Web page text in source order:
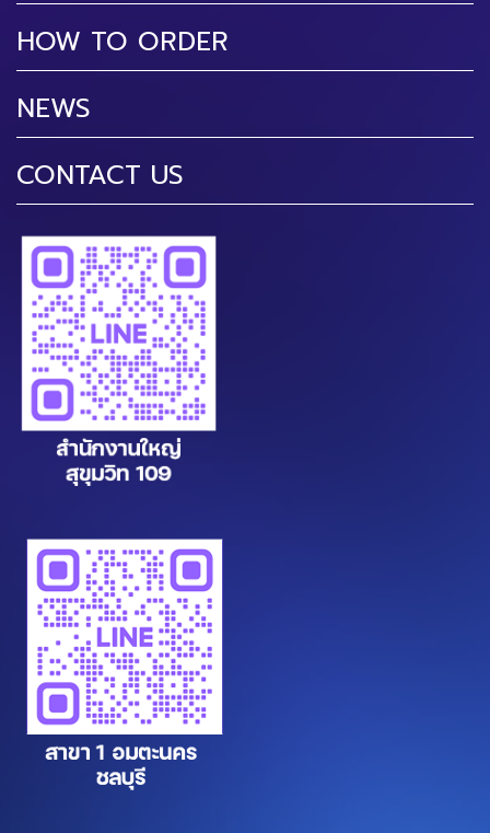
HOW TO ORDER
NEWS
CONTACT US